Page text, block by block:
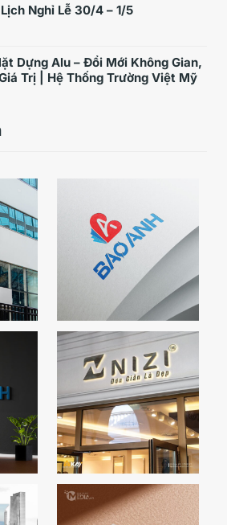
Nghỉ Lễ 30/4 – 1/5
Dựng Alu – Đổi Mới Không Gian,
Trị | Hệ Thống Trường Việt Mỹ